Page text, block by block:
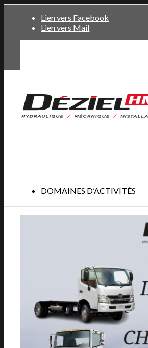
Lien vers Facebook
Lien vers Mail
DOMAINES D’ACTIVITÉS